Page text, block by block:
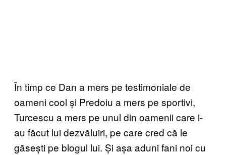
În timp ce Dan a mers pe testimoniale de
oameni cool și Predoiu a mers pe sportivi,
Turcescu a mers pe unul din oamenii care i-
au făcut lui dezvăluiri, pe care cred că le
găsești pe blogul lui. Și așa aduni fani noi cu